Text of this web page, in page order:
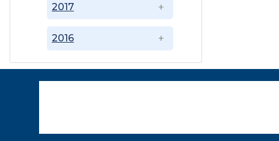
2016
2017